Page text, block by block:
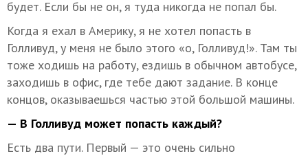
будет. Если бы не он, я туда никогда не попал бы.
Когда я ехал в Америку, я не хотел попасть в
Голливуд, у меня не было этого «о, Голливуд!». Там ты
тоже ходишь на работу, ездишь в обычном автобусе,
заходишь в офис, где тебе дают задание. В конце
концов, оказываешься частью этой большой машины.
— В Голливуд может попасть каждый?
Есть два пути. Первый — это очень сильно